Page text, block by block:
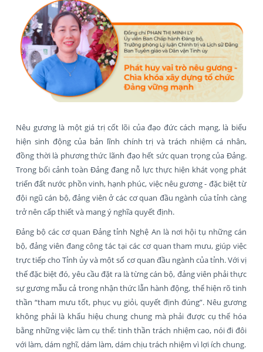
Nêu gương là một giá trị cốt lõi của đạo đức cách mạng, là biểu
hiện sinh động của bản lĩnh chính trị và trách nhiệm cá nhân,
đồng thời là phương thức lãnh đạo hết sức quan trọng của Đảng.
Trong bối cảnh toàn Đảng đang nỗ lực thực hiện khát vọng phát
triển đất nước phồn vinh, hạnh phúc, việc nêu gương - đặc biệt từ
đội ngũ cán bộ, đảng viên ở các cơ quan đầu ngành của tỉnh càng
trở nên cấp thiết và mang ý nghĩa quyết định.
Đảng bộ các cơ quan Đảng tỉnh Nghệ An là nơi hội tụ những cán
bộ, đảng viên đang công tác tại các cơ quan tham mưu, giúp việc
trực tiếp cho Tỉnh ủy và một số cơ quan đầu ngành của tỉnh. Với vị
thế đặc biệt đó, yêu cầu đặt ra là từng cán bộ, đảng viên phải thực
sự gương mẫu cả trong nhận thức lẫn hành động, thể hiện rõ tinh
thần “tham mưu tốt, phục vụ giỏi, quyết định đúng”. Nêu gương
không phải là khẩu hiệu chung chung mà phải được cụ thể hóa
bằng những việc làm cụ thể: tinh thần trách nhiệm cao, nói đi đôi
với làm, dám nghĩ, dám làm, dám chịu trách nhiệm vì lợi ích chung.